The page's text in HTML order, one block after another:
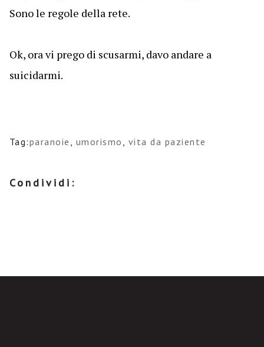
Sono le regole della rete.
Ok, ora vi prego di scusarmi, davo andare a
suicidarmi.
Tag:paranoie , umorismo , vita da paziente
Condividi: